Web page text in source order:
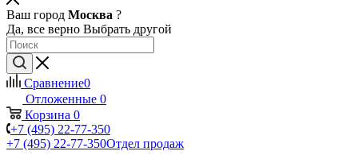
Ваш город Москва ?
Да, все верно Выбрать другой
Сравнение0
Отложенные 0
Корзина 0
+7 (495) 22-77-350
+7 (495) 22-77-350Отдел продаж